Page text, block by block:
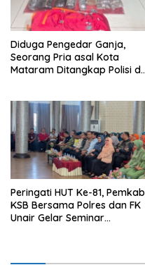
Diduga Pengedar Ganja,
Seorang Pria asal Kota
Mataram Ditangkap Polisi di
Peringati HUT Ke-81, Pemkab
KSB Bersama Polres dan FK
Unair Gelar Seminar